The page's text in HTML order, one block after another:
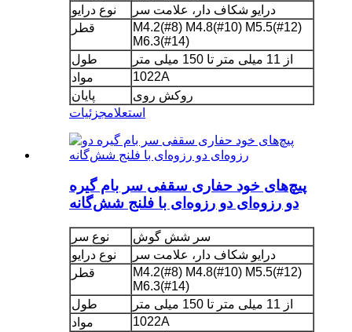
نوع درایو
درایو شکاف دار، علامت سر
قطر
M4.2(#8) M4.8(#10) M5.5(#12)
M6.3(#14)
طول
از 11 میلی متر تا 150 میلی متر
مواد
1022A
پایان
روکش روی
استعلامجزئیات
پیچ‌های خود حفاری سقفی سر بام گیره
دو رزوه‌ای دو رزوه‌ای با فلنج شش‌گانه
نوع سر
سر شش گوش
نوع درایو
درایو شکاف دار، علامت سر
قطر
M4.2(#8) M4.8(#10) M5.5(#12)
M6.3(#14)
طول
از 11 میلی متر تا 150 میلی متر
مواد
1022A